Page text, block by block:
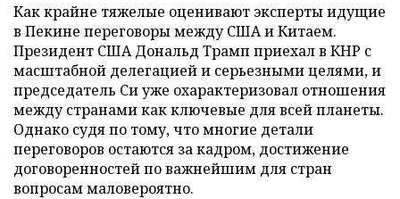
Как крайне тяжелые оценивают эксперты идущие
в Пекине переговоры между США и Китаем.
Президент США Дональд Трамп приехал в КНР с
масштабной делегацией и серьезными целями, и
председатель Си уже охарактеризовал отношения
между странами как ключевые для всей планеты.
Однако судя по тому, что многие детали
переговоров остаются за кадром, достижение
договоренностей по важнейшим для стран
вопросам маловероятно.